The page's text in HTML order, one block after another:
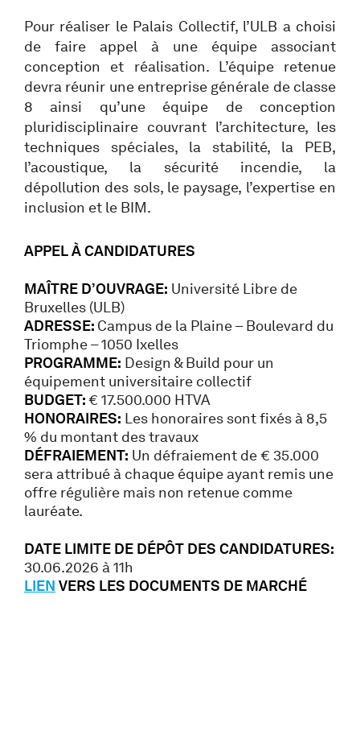
Pour réaliser le Palais Collectif, l’ULB a choisi
de faire appel à une équipe associant
conception et réalisation. L’équipe retenue
devra réunir une entreprise générale de classe
8 ainsi qu’une équipe de conception
pluridisciplinaire couvrant l’architecture, les
techniques spéciales, la stabilité, la PEB,
l’acoustique, la sécurité incendie, la
dépollution des sols, le paysage, l’expertise en
inclusion et le BIM.
APPEL À CANDIDATURES
MAÎTRE D’OUVRAGE: Université Libre de
Bruxelles (ULB)
ADRESSE: Campus de la Plaine – Boulevard du
Triomphe – 1050 Ixelles
PROGRAMME: Design & Build pour un
équipement universitaire collectif
BUDGET:€ 17.500.000 HTVA
HONORAIRES: Les honoraires sont fixés à 8,5
% du montant des travaux
DÉFRAIEMENT: Un défraiement de € 35.000
sera attribué à chaque équipe ayant remis une
offre régulière mais non retenue comme
lauréate.
DATE LIMITE DE DÉPÔT DES CANDIDATURES:
30.06.2026 à 11h
LIEN VERS LES DOCUMENTS DE MARCHÉ